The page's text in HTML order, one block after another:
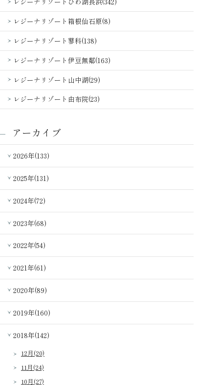
レジーナリゾート箱根仙石原(8)
レジーナリゾート蓼科(138)
レジーナリゾート伊豆無鄰(163)
レジーナリゾート山中湖(29)
レジーナリゾート由布院(23)
アーカイブ
2026年(133)
2025年(131)
2024年(72)
2023年(68)
2022年(54)
2021年(61)
2020年(89)
2019年(160)
2018年(142)
12月(20)
11月(24)
10月(27)